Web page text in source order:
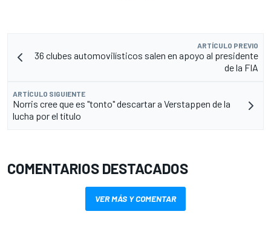
ARTÍCULO PREVIO
36 clubes automovilísticos salen en apoyo al presidente
de la FIA
ARTÍCULO SIGUIENTE
Norris cree que es "tonto" descartar a Verstappen de la
lucha por el título
COMENTARIOS DESTACADOS
VER MÁS Y COMENTAR